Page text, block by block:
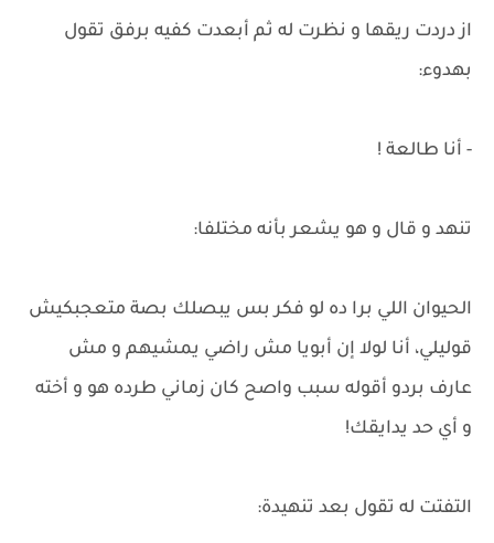
از دردت ريقها و نظرت له ثم أبعدت كفيه برفق تقول
بهدوء:
- أنا طالعة !
تنهد و قال و هو يشعر بأنه مختلفا:
الحيوان اللي برا ده لو فكر بس يبصلك بصة متعجبكيش
قوليلي، أنا لولا إن أبويا مش راضي يمشيهم و مش
عارف بردو أقوله سبب واصح كان زماني طرده هو و أخته
و أي حد يدايقك!
التفتت له تقول بعد تنهيدة: